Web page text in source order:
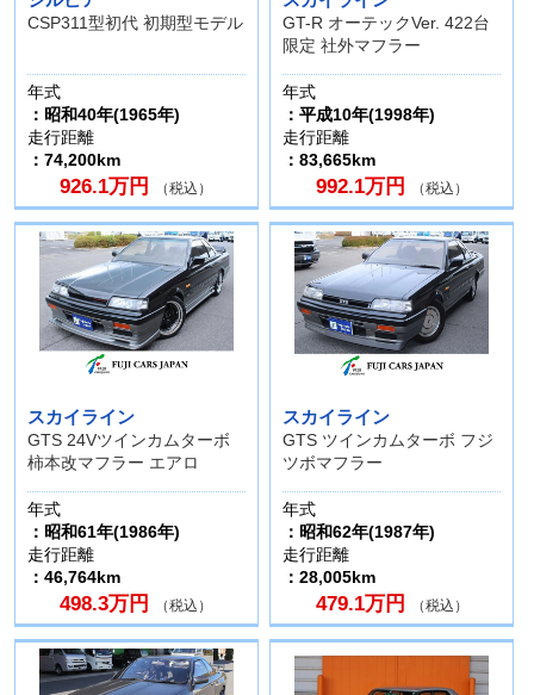
CSP311型初代 初期型モデル
年式
：昭和40年(1965年)
走行距離
：74,200km
926.1万円 （税込）
GT-R オーテックVer. 422台
限定 社外マフラー
年式
：平成10年(1998年)
走行距離
：83,665km
992.1万円 （税込）
スカイライン
GTS 24Vツインカムターボ
柿本改マフラー エアロ
年式
：昭和61年(1986年)
走行距離
：46,764km
498.3万円 （税込）
スカイライン
GTS ツインカムターボ フジ
ツボマフラー
年式
：昭和62年(1987年)
走行距離
：28,005km
479.1万円 （税込）